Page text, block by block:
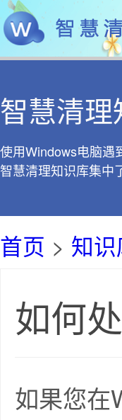
智慧清
使用Windows电脑遇
智慧清理知识库集中
首页 > 知
如何
如果您在